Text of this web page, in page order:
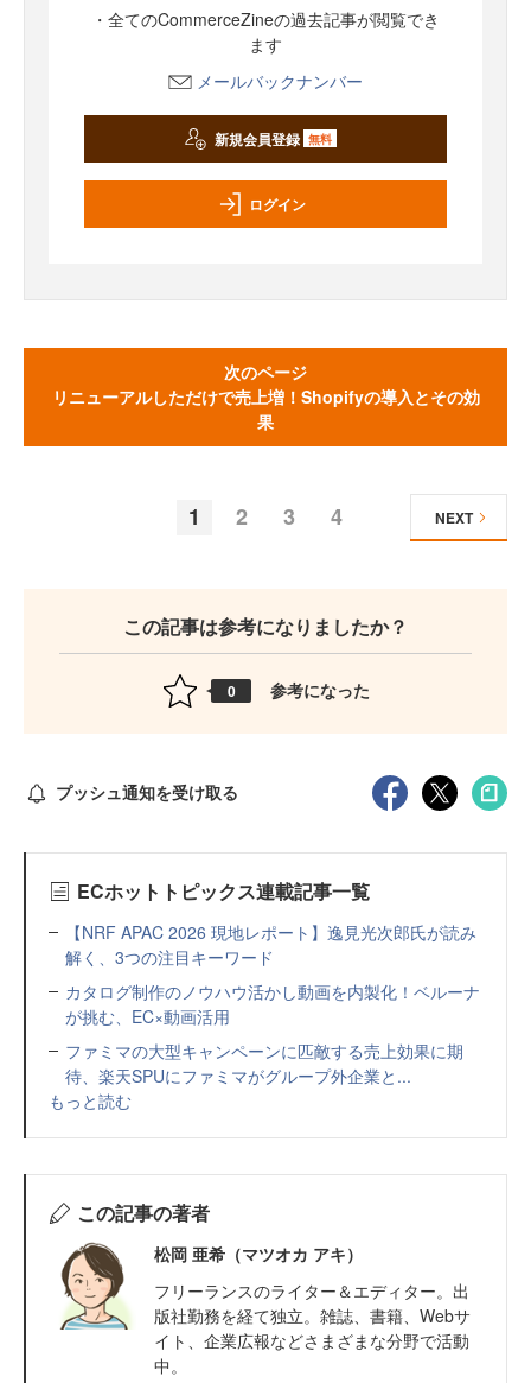
・全てのCommerceZineの過去記事が閲覧でき
ます
メールバックナンバー
新規会員登録 無料
ログイン
次のページ
リニューアルしただけで売上増！Shopifyの導入とその効
果
1 2 3 4 NEXT
この記事は参考になりましたか？
0 参考になった
プッシュ通知を受け取る
ECホットトピックス連載記事一覧
【NRF APAC 2026 現地レポート】逸見光次郎氏が読み
解く、3つの注目キーワード
カタログ制作のノウハウ活かし動画を内製化！ベルーナ
が挑む、EC×動画活用
ファミマの大型キャンペーンに匹敵する売上効果に期
待、楽天SPUにファミマがグループ外企業と...
もっと読む
この記事の著者
松岡 亜希（マツオカ アキ）
フリーランスのライター＆エディター。出
版社勤務を経て独立。雑誌、書籍、Webサ
イト、企業広報などさまざまな分野で活動
中。